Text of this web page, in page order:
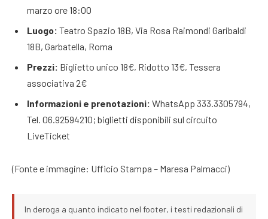
marzo ore 18:00
Luogo: Teatro Spazio 18B, Via Rosa Raimondi Garibaldi
18B, Garbatella, Roma
Prezzi: Biglietto unico 18€, Ridotto 13€, Tessera
associativa 2€
Informazioni e prenotazioni: WhatsApp 333.3305794,
Tel. 06.92594210; biglietti disponibili sul circuito
LiveTicket
(Fonte e immagine: Ufficio Stampa – Maresa Palmacci)
In deroga a quanto indicato nel footer, i testi redazionali di